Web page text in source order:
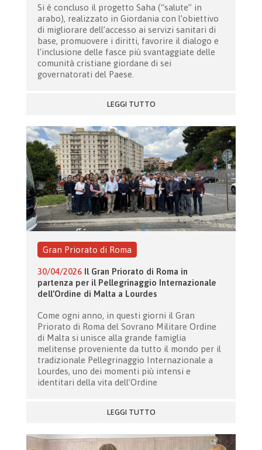
Si è concluso il progetto Saha (“salute” in
arabo), realizzato in Giordania con l’obiettivo
di migliorare dell’accesso ai servizi sanitari di
base, promuovere i diritti, favorire il dialogo e
l’inclusione delle fasce più svantaggiate delle
comunità cristiane giordane di sei
governatorati del Paese.
LEGGI TUTTO
Gran Priorato di Roma
30/04/2026 Il Gran Priorato di Roma in
partenza per il Pellegrinaggio Internazionale
dell’Ordine di Malta a Lourdes
Come ogni anno, in questi giorni il Gran
Priorato di Roma del Sovrano Militare Ordine
di Malta si unisce alla grande famiglia
melitense proveniente da tutto il mondo per il
tradizionale Pellegrinaggio Internazionale a
Lourdes, uno dei momenti più intensi e
identitari della vita dell’Ordine
LEGGI TUTTO